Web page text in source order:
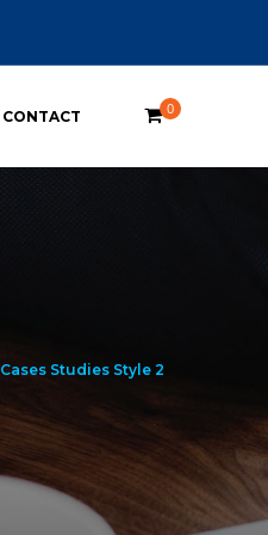
0
CONTACT
Cases Studies Style 2